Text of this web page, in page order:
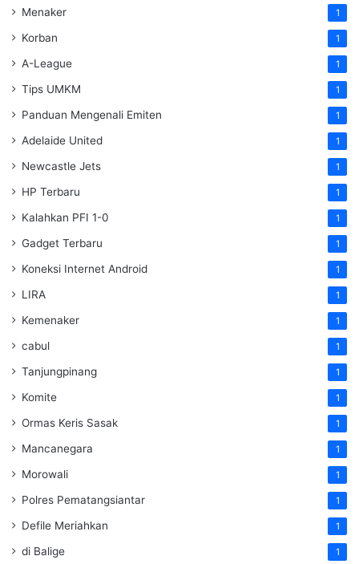
Menaker 1
Korban 1
A-League 1
Tips UMKM 1
Panduan Mengenali Emiten 1
Adelaide United 1
Newcastle Jets 1
HP Terbaru 1
Kalahkan PFI 1-0 1
Gadget Terbaru 1
Koneksi Internet Android 1
LIRA 1
Kemenaker 1
cabul 1
Tanjungpinang 1
Komite 1
Ormas Keris Sasak 1
Mancanegara 1
Morowali 1
Polres Pematangsiantar 1
Defile Meriahkan 1
di Balige 1